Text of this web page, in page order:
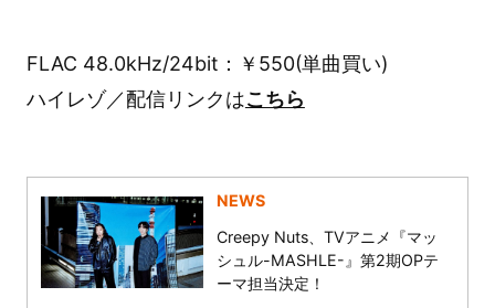
FLAC 48.0kHz/24bit：￥550(単曲買い)
ハイレゾ／配信リンクはこちら
NEWS
Creepy Nuts、TVアニメ『マッ
シュル-MASHLE-』第2期OPテ
ーマ担当決定！